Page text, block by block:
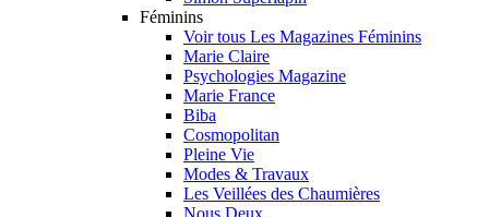
Féminins
Voir tous Les Magazines Féminins
Marie Claire
Psychologies Magazine
Marie France
Biba
Cosmopolitan
Pleine Vie
Modes & Travaux
Les Veillées des Chaumières
Nous Deux